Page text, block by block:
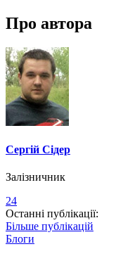
Про автора
Сергій Сідер
Залізничник
24
Останні публікації:
Більше публікацій
Блоги